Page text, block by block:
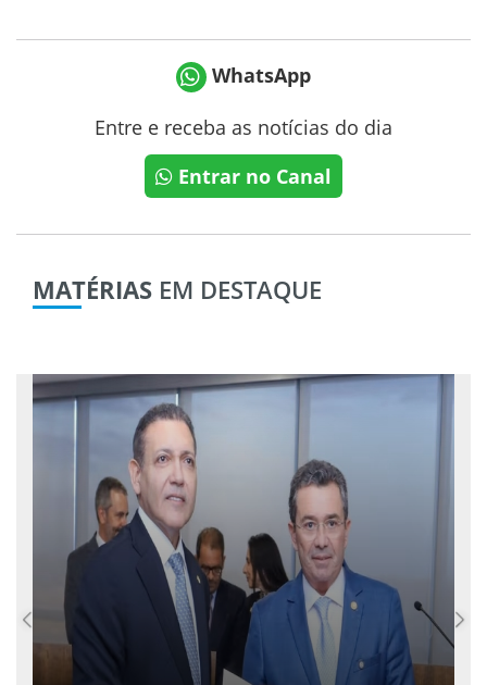
WhatsApp
Entre e receba as notícias do dia
Entrar no Canal
MATÉRIAS EM DESTAQUE